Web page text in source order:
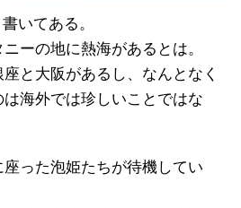
いてある。
ーの地に熱海があるとは。
と大阪があるし、なんとなく
海外では珍しいことではな
った泡姫たちが待機してい